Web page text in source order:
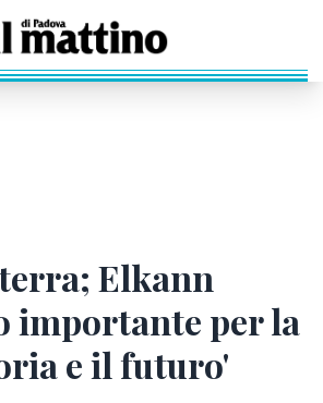
Elkann
importante per la
e il futuro'